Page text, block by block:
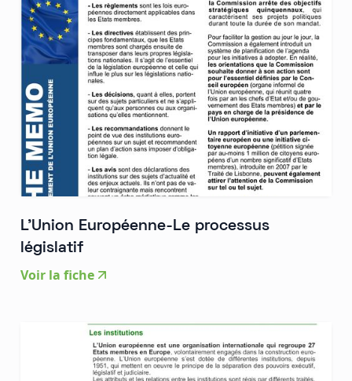
L'Union Européenne-Le processus
législatif
Voir la fiche